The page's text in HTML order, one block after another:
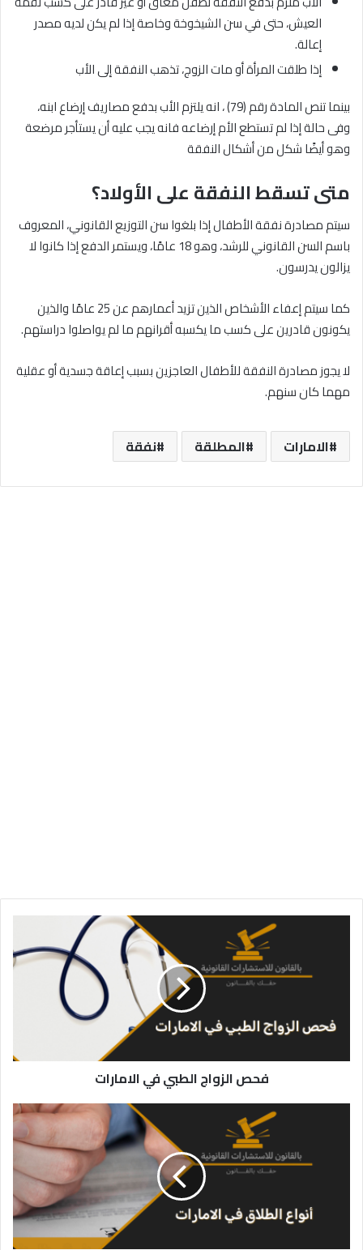
العيش، حتى في سن الشيخوخة وخاصة إذا لم يكن لديه مصدر
إعالة.
إذا طلقت المرأة أو مات الزوج، تذهب النفقة إلى الأب
بينما تنص المادة رقم (79) ، انه يلتزم الأب بدفع مصاريف إرضاع ابنه،
وفى حالة إذا لم تستطع الأم إرضاعه فانه يجب عليه أن يستأجر مرضعة
وهو أيضًا شكل من أشكال النفقة
متى تسقط النفقة على الأولاد؟
سيتم مصادرة نفقة الأطفال إذا بلغوا سن التوزيع القانوني، المعروف
باسم السن القانوني للرشد، وهو 18 عامًا، ويستمر الدفع إذا كانوا لا
يزالون يدرسون.
كما سيتم إعفاء الأشخاص الذين تزيد أعمارهم عن 25 عامًا والذين
يكونون قادرين على كسب ما يكسبه أقرانهم ما لم يواصلوا دراستهم.
لا يجوز مصادرة النفقة للأطفال العاجزين بسبب إعاقة جسدية أو عقلية
مهما كان سنهم.
الامارات المطلقة نفقة
فحص الزواج الطبي في الامارات